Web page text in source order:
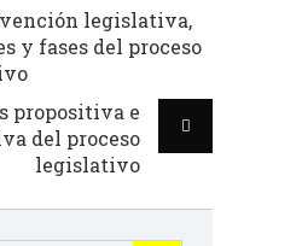
legislativa,
y fases del proceso
propositiva e
del proceso
legislativo